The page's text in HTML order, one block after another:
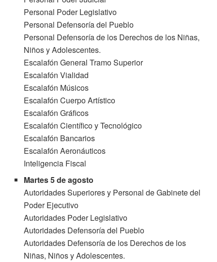
Personal Poder Legislativo
Personal Defensoría del Pueblo
Personal Defensoría de los Derechos de los Niñas,
Niños y Adolescentes.
Escalafón General Tramo Superior
Escalafón Vialidad
Escalafón Músicos
Escalafón Cuerpo Artístico
Escalafón Gráficos
Escalafón Científico y Tecnológico
Escalafón Bancarios
Escalafón Aeronáuticos
Inteligencia Fiscal
Martes 5 de agosto
Autoridades Superiores y Personal de Gabinete del
Poder Ejecutivo
Autoridades Poder Legislativo
Autoridades Defensoría del Pueblo
Autoridades Defensoría de los Derechos de los
Niñas, Niños y Adolescentes.